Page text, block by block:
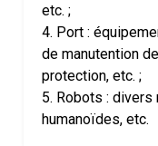
etc. ;
4. Port :
de manutention
protection, etc. ;
5. Robots :
humanoïdes, etc.